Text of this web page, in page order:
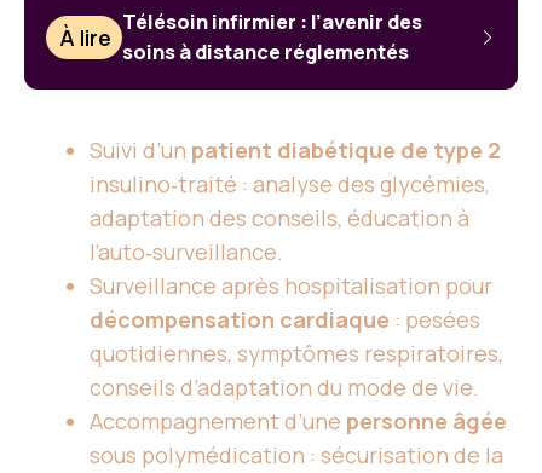
À lire
Télésoin infirmier : l’avenir des
soins à distance réglementés
Suivi d’un patient diabétique de type 2
insulino‑traité : analyse des glycémies,
adaptation des conseils, éducation à
l’auto‑surveillance.
Surveillance après hospitalisation pour
décompensation cardiaque : pesées
quotidiennes, symptômes respiratoires,
conseils d’adaptation du mode de vie.
Accompagnement d’une personne âgée
sous polymédication : sécurisation de la